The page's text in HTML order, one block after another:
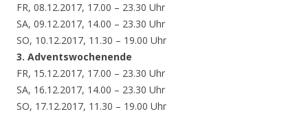
FR, 08.12.2017, 17.00 – 23.30 Uhr
SA, 09.12.2017, 14.00 – 23.30 Uhr
SO, 10.12.2017, 11.30 – 19.00 Uhr
3. Adventswochenende
FR, 15.12.2017, 17.00 – 23.30 Uhr
SA, 16.12.2017, 14.00 – 23.30 Uhr
SO, 17.12.2017, 11.30 – 19.00 Uhr